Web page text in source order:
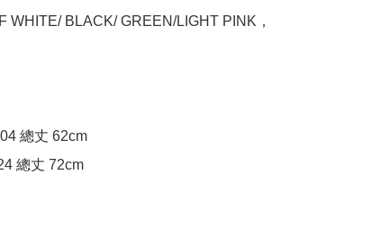
WHITE/ BLACK/ GREEN/LIGHT PINK，
總丈 62cm
總丈 72cm